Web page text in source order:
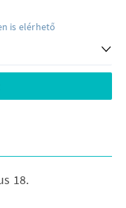
is elérhető
18.